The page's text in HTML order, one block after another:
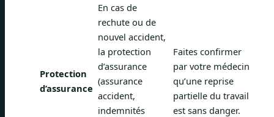
Protection
d’assurance
En cas de
rechute ou de
nouvel accident,
la protection
d’assurance
(assurance
accident,
indemnités
Faites confirmer
par votre médecin
qu’une reprise
partielle du travail
est sans danger.